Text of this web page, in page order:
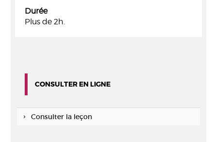
Durée
Plus de 2h.
CONSULTER EN LIGNE
Consulter la leçon